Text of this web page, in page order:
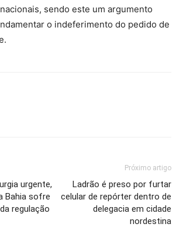
sendo este um argumento
o indeferimento do pedido de
urgente,
Bahia sofre
regulação
Próximo artigo
Ladrão é preso por furtar
celular de repórter dentro de
delegacia em cidade
nordestina